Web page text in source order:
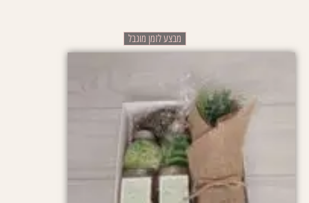
מבצע לזמן מוגבל